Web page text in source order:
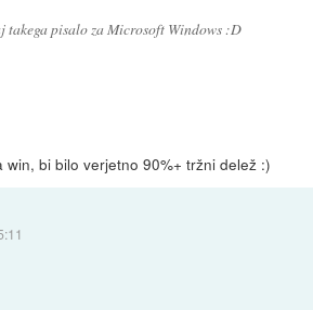
takega pisalo za Microsoft Windows :D
win, bi bilo verjetno 90%+ tržni delež :)